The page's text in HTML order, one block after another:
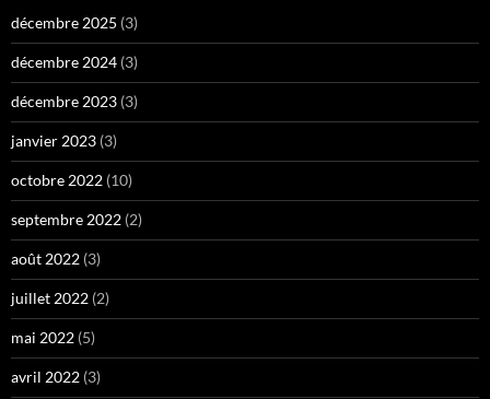
décembre 2025 (3)
décembre 2024 (3)
décembre 2023 (3)
janvier 2023 (3)
octobre 2022 (10)
septembre 2022 (2)
août 2022 (3)
juillet 2022 (2)
mai 2022 (5)
avril 2022 (3)